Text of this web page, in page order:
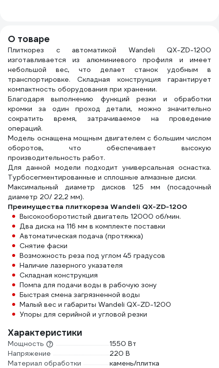
О товаре
Плиткорез с автоматикой Wandeli QX-ZD-1200
изготавливается из алюминиевого профиля и имеет
небольшой вес, что делает станок удобным в
транспортировке. Складная конструкция гарантирует
компактность оборудования при хранении.
Благодаря выполнению функций резки и обработки
кромки за один проход детали, можно значительно
сократить время, затрачиваемое на проведение
операций.
Модель оснащена мощным двигателем с большим числом
оборотов, что обеспечивает высокую
производительность работ.
Для данной модели подходит универсальная оснастка.
Турбосегментированные и сплошные алмазные диски.
Максимальный диаметр дисков 125 мм (посадочный
диаметр 20/ 22,2 мм).
Преимущества плиткореза Wandeli QX-ZD-1200
Высокооборотистый двигатель 12000 об/мин.
Два диска на 116 мм в комплекте поставки
Автоматическая подача (протяжка)
Снятие фаски
Возможность реза под углом 45 градусов
Наличие лазерного указателя
Складная конструкция
Помпа для подачи воды в рабочую зону
Быстрая смена загрязненной воды
Малый вес и габариты Wandeli QX-ZD-1200
Упоры для серийной и угловой резки
Характеристики
Мощность
1550 Вт
Напряжение
220 В
Материал обработки
камень/плитка